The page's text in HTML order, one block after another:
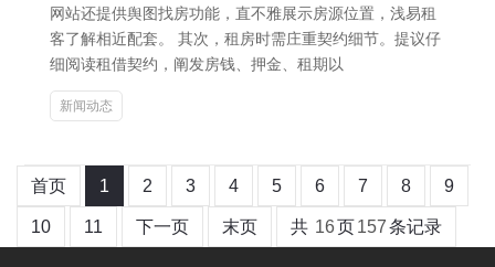
网站还提供舆图找房功能，直不雅展示房源位置，浅易租
客了解相近配套。 其次，租房时需庄重契约细节。提议仔
细阅读租借契约，阐发房钱、押金、租期以
新闻动态
首页 1 2 3 4 5 6 7 8 9
10 11 下一页 末页 共 16页157条记录